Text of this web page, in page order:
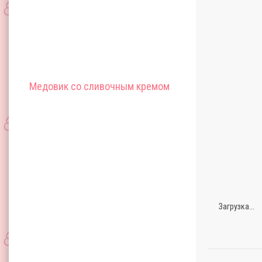
Медовик со сливочным кремом
Загрузка...